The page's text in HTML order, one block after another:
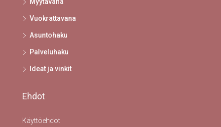
Vuokrattavana
Asuntohaku
Palveluhaku
Ideat ja vinkit
Ehdot
Käyttöehdot